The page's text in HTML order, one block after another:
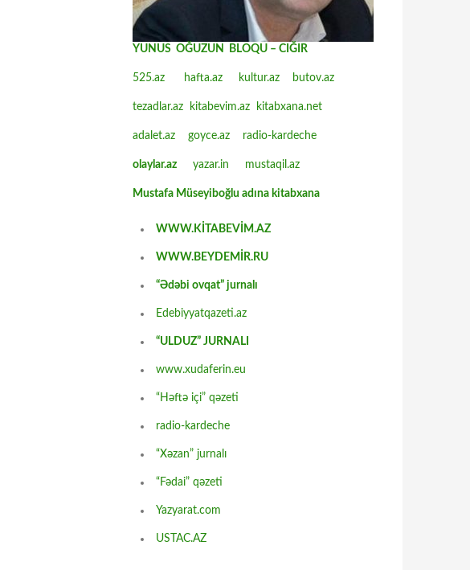
YUNUS OĞUZUN BLOQU – CIĞIR
525.az hafta.az kultur.az butov.az
tezadlar.az kitabevim.az kitabxana.net
adalet.az goyce.az radio-kardeche
olaylar.az yazar.in mustaqil.az
Mustafa Müseyiboğlu adına kitabxana
WWW.KİTABEVİM.AZ
WWW.BEYDEMİR.RU
“Ədəbi ovqat” jurnalı
Edebiyyatqazeti.az
“ULDUZ” JURNALI
www.xudaferin.eu
“Həftə içi” qəzeti
radio-kardeche
“Xəzan” jurnalı
“Fədai” qəzeti
Yazyarat.com
USTAC.AZ